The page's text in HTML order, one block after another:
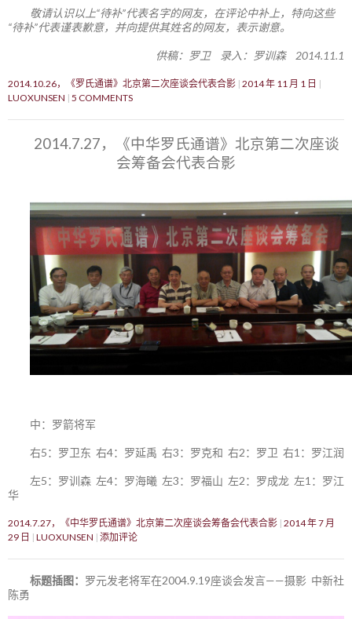
敬请认识以上“待补”代表名字的网友，在评论中补上，特向这些
“待补”代表谨表歉意，并向提供其姓名的网友，表示谢意。
供稿：罗卫 录入：罗训森 2014.11.1
2014.10.26，《罗氏通谱》北京第二次座谈会代表合影 2014 年 11 月 1 日
LUOXUNSEN 5 COMMENTS
2014.7.27，《中华罗氏通谱》北京第二次座谈
会筹备会代表合影
中：罗箭将军
右5：罗卫东 右4：罗延禹 右3：罗克和 右2：罗卫 右1：罗江润
左5：罗训森 左4：罗海曦 左3：罗福山 左2：罗成龙 左1：罗江
华
2014.7.27，《中华罗氏通谱》北京第二次座谈会筹备会代表合影 2014 年 7 月
29 日
LUOXUNSEN 添加评论
标题插图： 罗元发老将军在2004.9.19座谈会发言——摄影 中新社
陈勇